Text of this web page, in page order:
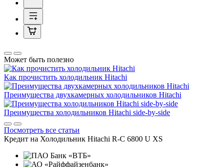
Может быть полезно
Как прочистить холодильник Hitachi
Преимущества двухкамерных холодильников Hitachi
Преимущества холодильников Hitachi side-by-side
Посмотреть все статьи
Кредит на Холодильник Hitachi R-C 6800 U XS